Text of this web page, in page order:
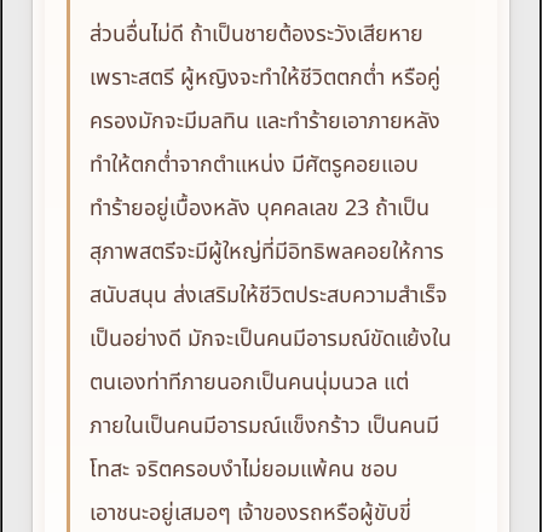
ส่วนอื่นไม่ดี ถ้าเป็นชายต้องระวังเสียหาย
เพราะสตรี ผู้หญิงจะทำให้ชีวิตตกต่ำ หรือคู่
ครองมักจะมีมลทิน และทำร้ายเอาภายหลัง
ทำให้ตกต่ำจากตำแหน่ง มีศัตรูคอยแอบ
ทำร้ายอยู่เบื้องหลัง บุคคลเลข 23 ถ้าเป็น
สุภาพสตรีจะมีผู้ใหญ่ที่มีอิทธิพลคอยให้การ
สนับสนุน ส่งเสริมให้ชีวิตประสบความสำเร็จ
เป็นอย่างดี มักจะเป็นคนมีอารมณ์ขัดแย้งใน
ตนเองท่าทีภายนอกเป็นคนนุ่มนวล แต่
ภายในเป็นคนมีอารมณ์แข็งกร้าว เป็นคนมี
โทสะ จริตครอบงำไม่ยอมแพ้คน ชอบ
เอาชนะอยู่เสมอๆ เจ้าของรถหรือผู้ขับขี่